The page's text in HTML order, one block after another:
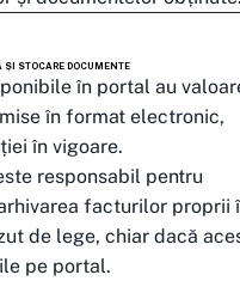
ȘI STOCARE DOCUMENTE
în portal au
în format electronic,
în vigoare.
responsabil pentru
facturilor proprii
de lege, chiar dacă
pe portal.